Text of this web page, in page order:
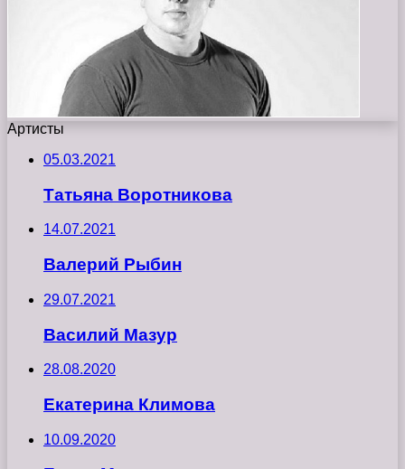
Артисты
05.03.2021
Татьяна Воротникова
14.07.2021
Валерий Рыбин
29.07.2021
Василий Мазур
28.08.2020
Екатерина Климова
10.09.2020